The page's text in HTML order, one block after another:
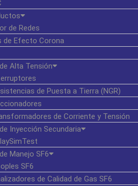
de Redes
de Efecto Corona
Alta Tensión
de Puesta a Tierra (NGR)
de Corriente y Tensión
Inyección Secundaria
Manejo SF6
SF6
de Calidad de Gas SF6